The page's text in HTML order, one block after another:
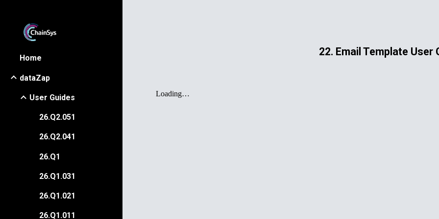
Home
dataZap
User Guides
26.Q2.051
26.Q2.041
26.Q1
26.Q1.031
26.Q1.021
26.Q1.011
22. Email Template User